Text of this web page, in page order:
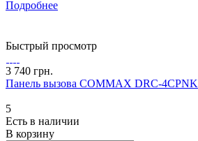
Подробнее
Быстрый просмотр
3 740 грн.
Панель вызова COMMAX DRC-4CPNK
5
Есть в наличии
В корзину